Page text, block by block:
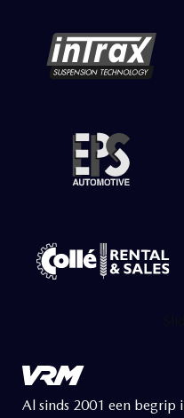
Al sinds 2001 een begrip